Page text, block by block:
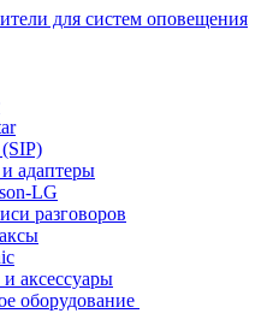
для систем оповещения
адаптеры
LG
разговоров
аксессуары
оборудование